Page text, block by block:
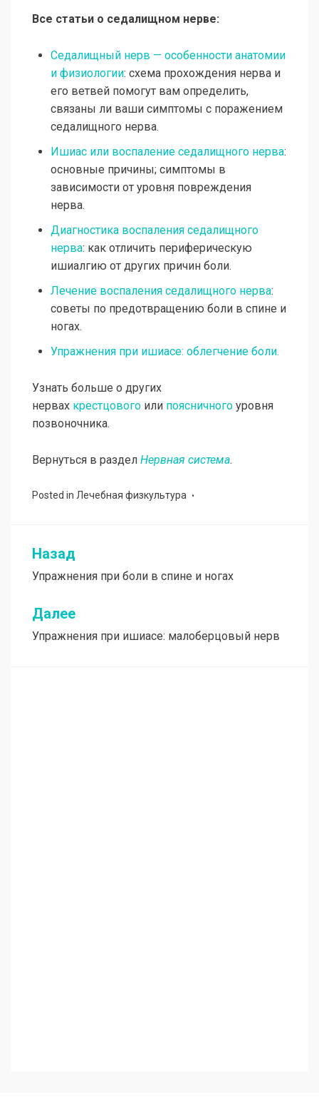
Все статьи о седалищном нерве:
Седалищный нерв — особенности анатомии
и физиологии: схема прохождения нерва и
его ветвей помогут вам определить,
связаны ли ваши симптомы с поражением
седалищного нерва.
Ишиас или воспаление седалищного нерва:
основные причины; симптомы в
зависимости от уровня повреждения
нерва.
Диагностика воспаления седалищного
нерва: как отличить периферическую
ишиалгию от других причин боли.
Лечение воспаления седалищного нерва:
советы по предотвращению боли в спине и
ногах.
Упражнения при ишиасе: облегчение боли.
Узнать больше о других
нервах крестцового или поясничного уровня
позвоночника.
Вернуться в раздел Нервная система.
Posted in Лечебная физкультура
Навигация
по
записям
Назад
Упражнения при боли в спине и ногах
Далее
Упражнения при ишиасе: малоберцовый нерв